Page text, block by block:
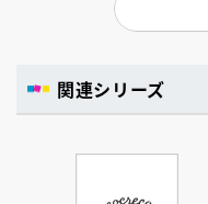
関連シリーズ